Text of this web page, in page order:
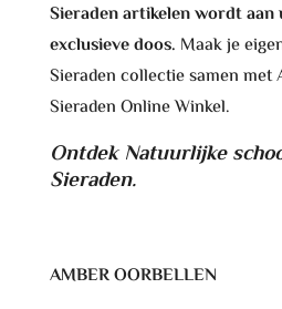
Sieraden artikelen wordt aan
exclusieve doos. Maak je
Sieraden collectie samen met
Sieraden Online Winkel.
Ontdek Natuurlijke
Sieraden.
AMBER OORBELLEN